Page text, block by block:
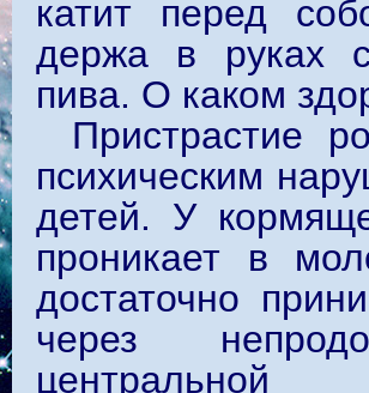
катит перед
держа в руках
пива. О каком
Пристрастие
психическим
детей. У
проникает в
достаточно
через